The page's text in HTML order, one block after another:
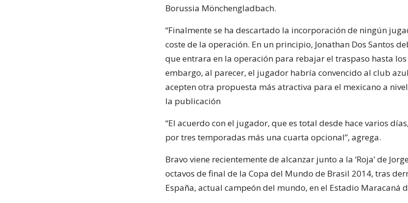
Borussia Mönchengladbach.
“Finalmente se ha descartado la incorporación de ningún
coste de la operación. En un principio, Jonathan Dos Santos
que entrara en la operación para rebajar el traspaso hasta
embargo, al parecer, el jugador habría convencido al club
acepten otra propuesta más atractiva para el mexicano a
la publicación
“El acuerdo con el jugador, que es total desde hace varios
por tres temporadas más una cuarta opcional”, agrega.
Bravo viene recientemente de alcanzar junto a la ‘Roja’ de
octavos de final de la Copa del Mundo de Brasil 2014, tras
España, actual campeón del mundo, en el Estadio Maracaná